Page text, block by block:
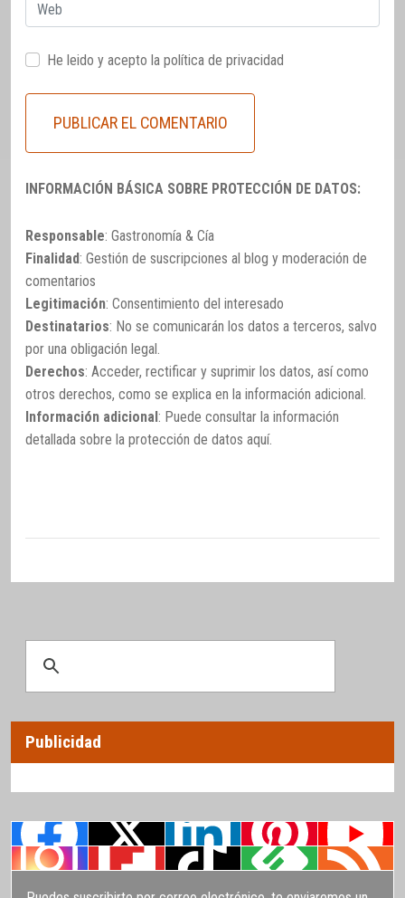
He leido y acepto la política de privacidad
INFORMACIÓN BÁSICA SOBRE PROTECCIÓN DE DATOS:
Responsable: Gastronomía & Cía
Finalidad: Gestión de suscripciones al blog y moderación de
comentarios
Legitimación: Consentimiento del interesado
Destinatarios: No se comunicarán los datos a terceros, salvo
por una obligación legal.
Derechos: Acceder, rectificar y suprimir los datos, así como
otros derechos, como se explica en la información adicional.
Información adicional : Puede consultar la información
detallada sobre la protección de datos aquí.
Publicidad